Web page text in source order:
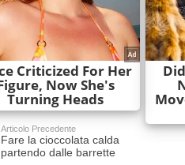
Articolo Precedente
Fare la cioccolata calda
partendo dalle barrette